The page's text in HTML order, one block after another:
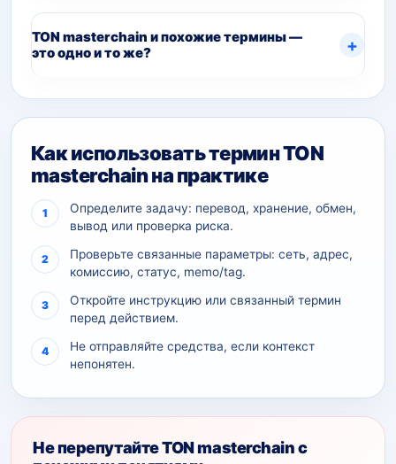
TON masterchain и похожие термины —
это одно и то же?
Как использовать термин TON
masterchain на практике
Определите задачу: перевод, хранение, обмен,
вывод или проверка риска.
Проверьте связанные параметры: сеть, адрес,
комиссию, статус, memo/tag.
Откройте инструкцию или связанный термин
перед действием.
Не отправляйте средства, если контекст
непонятен.
Не перепутайте TON masterchain с